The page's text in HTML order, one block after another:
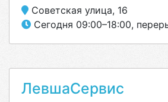
Советская улица, 16
Сегодня 09:00–18:00,
ЛевшаСервис